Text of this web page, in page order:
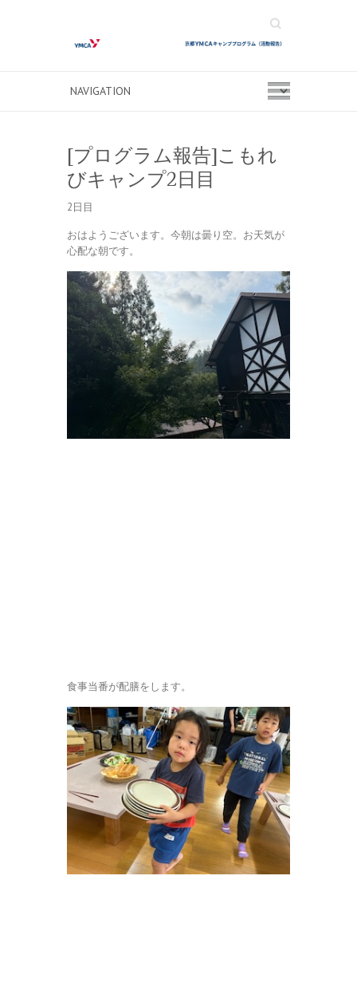
Search
[プログラム報告]こもれ
びキャンプ2日目
2日目
おはようございます。今朝は曇り空。お天気が
心配な朝です。
食事当番が配膳をします。